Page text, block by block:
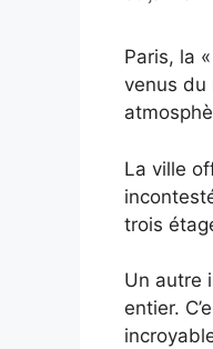
Paris, la
venus du
La ville
trois
Un autre
entier.